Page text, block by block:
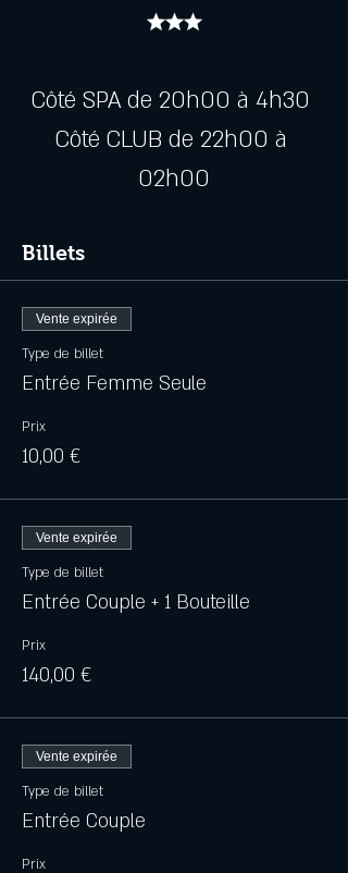
★★★
Côté SPA de 20h00 à 4h30
Côté CLUB de 22h00 à
02h00
Billets
Vente expirée
Type de billet
Entrée Femme Seule
Prix
10,00 €
Vente expirée
Type de billet
Entrée Couple + 1 Bouteille
Prix
140,00 €
Vente expirée
Type de billet
Entrée Couple
Prix